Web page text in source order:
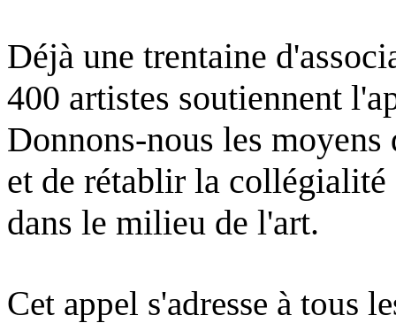
Déjà une trentaine
400 artistes soutiennent
Donnons-nous les
et de rétablir la collégialité
dans le milieu de l'art.
Cet appel s'adresse à tous